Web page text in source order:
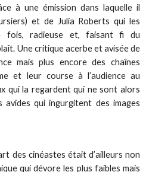
à une émission dans laquelle il
et de Julia Roberts qui les
fois, radieuse et, faisant fi du
Une critique acerbe et avisée de
mais plus encore des chaînes
et leur course à l’audience au
qui la regardent qui ne sont alors
avides qui ingurgitent des images
des cinéastes était d’ailleurs non
qui dévore les plus faibles mais